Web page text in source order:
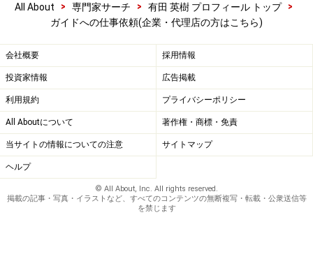
All About > 専門家サーチ > 有田 英樹 プロフィール トップ
>
ガイドへの仕事依頼(企業・代理店の方はこちら)
会社概要 採用情報
投資家情報 広告掲載
利用規約 プライバシーポリシー
All Aboutについて 著作権・商標・免責
当サイトの情報についての注意 サイトマップ
ヘルプ
© All About, Inc. All rights reserved.
掲載の記事・写真・イラストなど、すべてのコンテンツの無断複写・転載・公衆送信等
を禁じます